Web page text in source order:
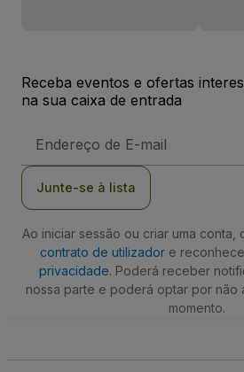
Receba eventos e ofertas
na sua caixa de entrada
de
Junte-se à lista
Ao iniciar sessão ou criar uma conta,
contrato de utilizadore
privacidade. Poderá receber
nossa parte e poderá optar por não
momento.